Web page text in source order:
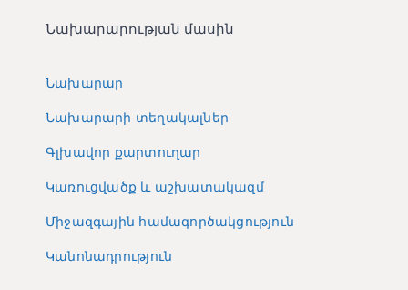
Նախարարության մասին
Նախարար
Նախարարի տեղակալներ
Գլխավոր քարտուղար
Կառուցվածք և աշխատակազմ
Միջազգային համագործակցություն
Կանոնադրություն